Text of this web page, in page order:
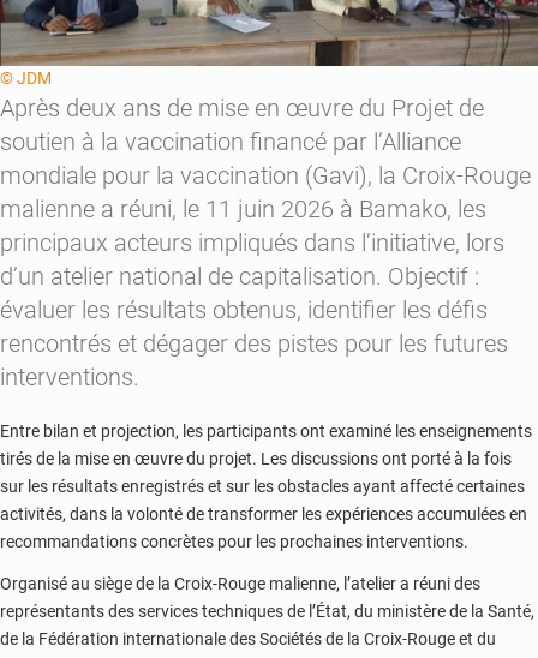
© JDM
Après deux ans de mise en œuvre du Projet de
soutien à la vaccination financé par l’Alliance
mondiale pour la vaccination (Gavi), la Croix-Rouge
malienne a réuni, le 11 juin 2026 à Bamako, les
principaux acteurs impliqués dans l’initiative, lors
d’un atelier national de capitalisation. Objectif :
évaluer les résultats obtenus, identifier les défis
rencontrés et dégager des pistes pour les futures
interventions.
Entre bilan et projection, les participants ont examiné les enseignements
tirés de la mise en œuvre du projet. Les discussions ont porté à la fois
sur les résultats enregistrés et sur les obstacles ayant affecté certaines
activités, dans la volonté de transformer les expériences accumulées en
recommandations concrètes pour les prochaines interventions.
Organisé au siège de la Croix-Rouge malienne, l’atelier a réuni des
représentants des services techniques de l’État, du ministère de la Santé,
de la Fédération internationale des Sociétés de la Croix-Rouge et du